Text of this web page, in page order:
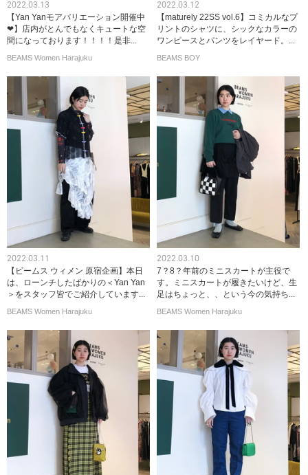
2022.03.13
【Yan Yanモアバリエーション開催中
❤︎】店内がとんでもなくキュートな空
間になっております！！！！是非...
BEAMS Women Harajuku
2022.03.12
【maturely 22SS vol.6】コミカルなプ
リントのシャツに、シックなカラーの
ワンピースとパンツをレイヤード。...
BEAMS BOY
2022.03.11
【ビームス ウィメン 原宿企画】本日
は、ローンチしたばかりの＜Yan Yan
＞をスタッフ皆でご紹介しています...
BEAMS Women Harajuku
2022.03.10
7？8？年前のミニスカートが主役で
す。ミニスカートが履きたいけど、生
足はちょっと、、という今の気持ち...
BEAMS Women Harajuku